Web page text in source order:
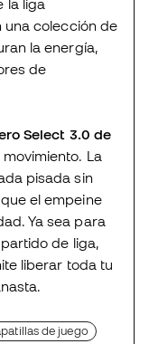
la liga
una colección de
la energía,
de
Select 3.0 de
La
pisada sin
el empeine
Ya sea para
de liga,
liberar toda tu
de juego